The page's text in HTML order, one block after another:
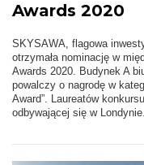
Awards 2020
SKYSAWA, flagowa
otrzymała nominację w
Awards 2020. Budynek A
powalczy o nagrodę w
Award”. Laureatów
odbywającej się w Londynie.